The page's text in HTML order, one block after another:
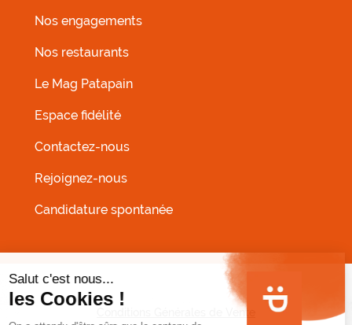
Nos engagements
Nos restaurants
Le Mag Patapain
Espace fidélité
Contactez-nous
Rejoignez-nous
Candidature spontanée
MENU PIED DE PAGE
Conditions Générales de Vente